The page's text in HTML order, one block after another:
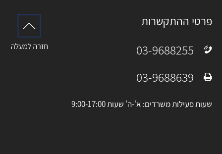
פרטי ההתקשרות
טלפון: 03-9688255
פקס: 03-9688639
שעות פעילות משרדים: א'-ה' שעות 9:00-17:00